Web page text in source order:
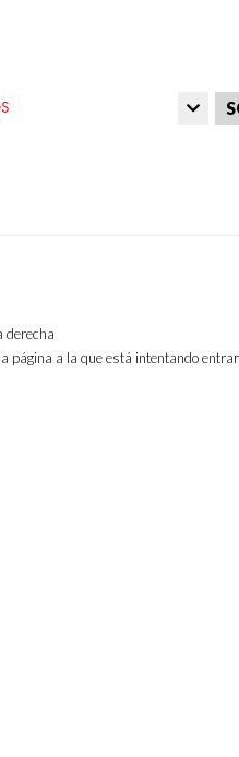
derecha
página a la que está intentando